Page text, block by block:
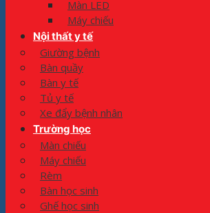
Màn LED
Máy chiếu
Nội thất y tế
Giường bệnh
Bàn quầy
Bàn y tế
Tủ y tế
Xe đẩy bệnh nhân
Trường học
Màn chiếu
Máy chiếu
Rèm
Bàn học sinh
Ghế học sinh